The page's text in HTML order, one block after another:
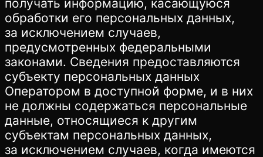
получать информацию, касающуюся
обработки его персональных данных,
за исключением случаев,
предусмотренных федеральными
законами. Сведения предоставляются
субъекту персональных данных
Оператором в доступной форме, и в них
не должны содержаться персональные
данные, относящиеся к другим
субъектам персональных данных,
за исключением случаев, когда имеются